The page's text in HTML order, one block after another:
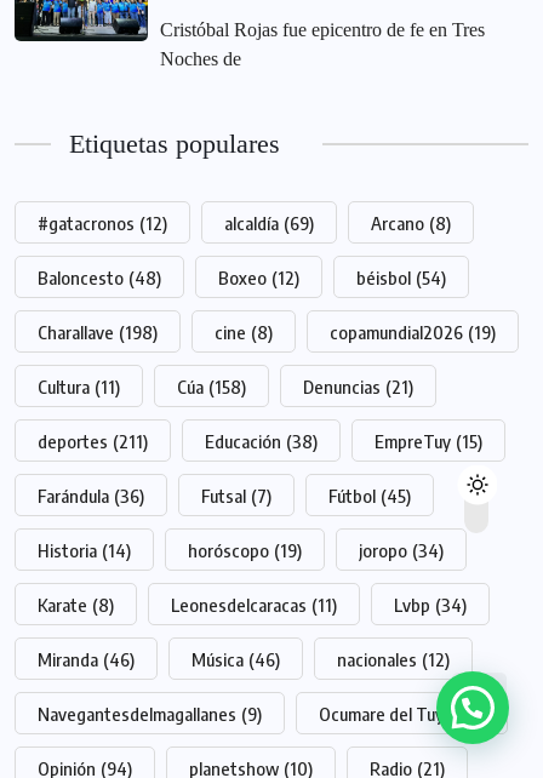
Cristóbal Rojas fue epicentro de fe en Tres
Noches de
Etiquetas populares
#gatacronos (12) alcaldía (69) Arcano (8)
Baloncesto (48) Boxeo (12) béisbol (54)
Charallave (198) cine (8) copamundial2026 (19)
Cultura (11) Cúa (158) Denuncias (21)
deportes (211) Educación (38) EmpreTuy (15)
Farándula (36) Futsal (7) Fútbol (45)
Historia (14) horóscopo (19) joropo (34)
Karate (8) Leonesdelcaracas (11) Lvbp (34)
Miranda (46) Música (46) nacionales (12)
Navegantesdelmagallanes (9) Ocumare del Tuy (118)
Opinión (94) planetshow (10) Radio (21)